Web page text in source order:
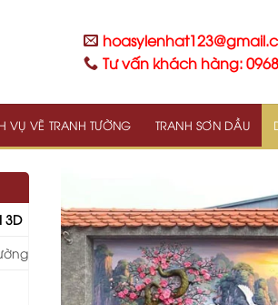
Tư vấn khách hàng:
VỤ VẼ TRANH TƯỜNG TRANH SƠN DẦU
3D